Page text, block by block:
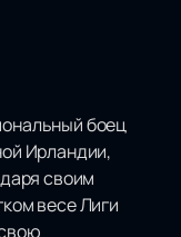
боец
Ирландии,
своим
весе Лиги